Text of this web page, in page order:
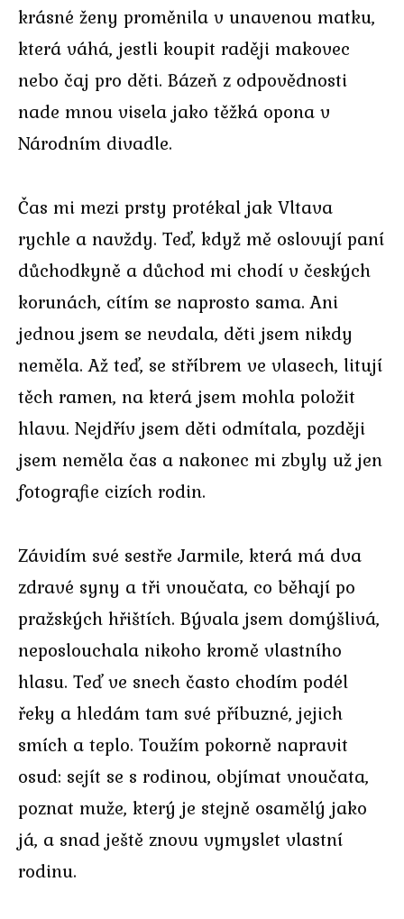
krásné ženy proměnila v unavenou matku,
která váhá, jestli koupit raději makovec
nebo čaj pro děti. Bázeň z odpovědnosti
nade mnou visela jako těžká opona v
Národním divadle.
Čas mi mezi prsty protékal jak Vltava
rychle a navždy. Teď, když mě oslovují paní
důchodkyně a důchod mi chodí v českých
korunách, cítím se naprosto sama. Ani
jednou jsem se nevdala, děti jsem nikdy
neměla. Až teď, se stříbrem ve vlasech, litují
těch ramen, na která jsem mohla položit
hlavu. Nejdřív jsem děti odmítala, později
jsem neměla čas a nakonec mi zbyly už jen
fotografie cizích rodin.
Závidím své sestře Jarmile, která má dva
zdravé syny a tři vnoučata, co běhají po
pražských hřištích. Bývala jsem domýšlivá,
neposlouchala nikoho kromě vlastního
hlasu. Teď ve snech často chodím podél
řeky a hledám tam své příbuzné, jejich
smích a teplo. Toužím pokorně napravit
osud: sejít se s rodinou, objímat vnoučata,
poznat muže, který je stejně osamělý jako
já, a snad ještě znovu vymyslet vlastní
rodinu.